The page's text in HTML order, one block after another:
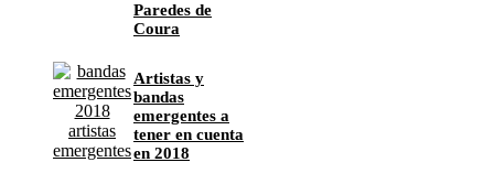
Paredes de
Coura
Artistas y
bandas
emergentes a
tener en cuenta
en 2018